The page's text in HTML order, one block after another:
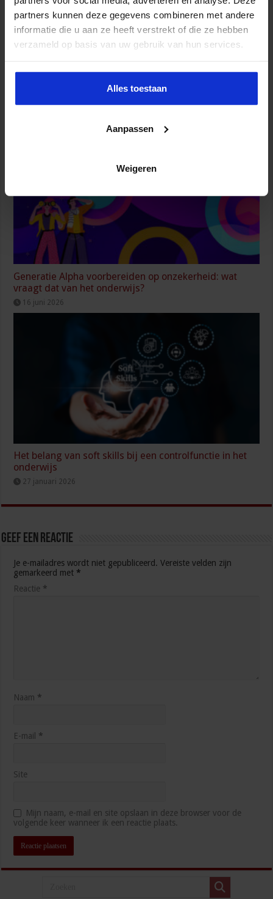
partners kunnen deze gegevens combineren met andere
informatie die u aan ze heeft verstrekt of die ze hebben
verzameld op basis van uw gebruik van hun services.
Alles toestaan
Aanpassen
Weigeren
Van AI-proof toetsen naar AI-ready onderwijs
Generatie Alpha voorbereiden op onzekerheid: wat
vraagt dat van het onderwijs?
16 juni 2026
Het belang van soft skills bij een controlfunctie in het
onderwijs
27 januari 2026
Geef een reactie
Je e-mailadres wordt niet gepubliceerd. Vereiste velden zijn
gemarkeerd met *
Reactie *
Naam *
E-mail *
Site
Mijn naam, e-mail en site opslaan in deze browser voor de
volgende keer wanneer ik een reactie plaats.